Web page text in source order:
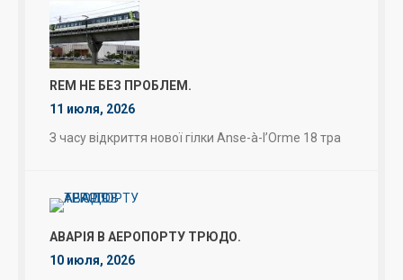
REM НЕ БЕЗ ПРОБЛЕМ.
11 июля, 2026
З часу відкриття нової гілки Anse-à-l’Orme 18 тра
АВАРІЯ В АЕРОПОРТУ ТРЮДО.
10 июля, 2026